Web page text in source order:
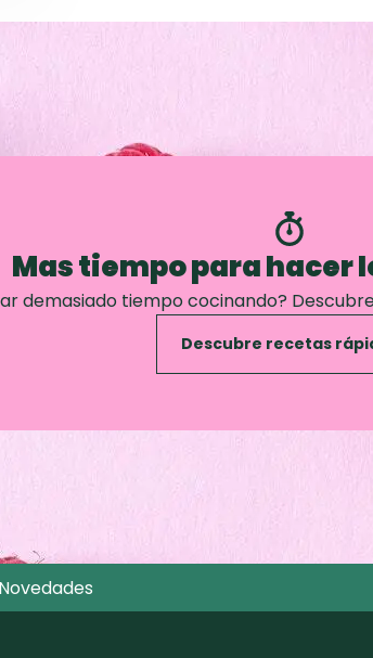
Mas tiempo para hacer
demasiado tiempo cocinando?
Descubre recetas
Novedades